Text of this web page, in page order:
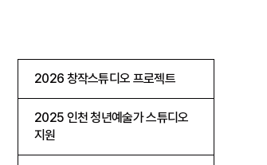
2026 창작스튜디오 프로젝트
2025 인천 청년예술가 스튜디오
지원